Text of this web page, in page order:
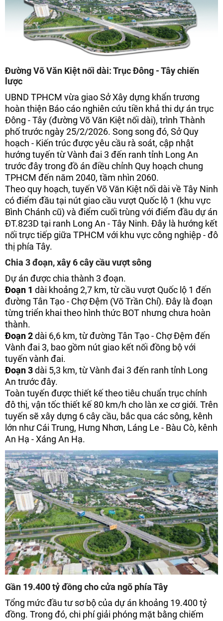
Đường Võ Văn Kiệt nối dài: Trục Đông - Tây chiến
lược
UBND TPHCM vừa giao Sở Xây dựng khẩn trương
hoàn thiện Báo cáo nghiên cứu tiền khả thi dự án trục
Đông - Tây (đường Võ Văn Kiệt nối dài), trình Thành
phố trước ngày 25/2/2026. Song song đó, Sở Quy
hoạch - Kiến trúc được yêu cầu rà soát, cập nhật
hướng tuyến từ Vành đai 3 đến ranh tỉnh Long An
trước đây trong đồ án điều chỉnh Quy hoạch chung
TPHCM đến năm 2040, tầm nhìn 2060.
Theo quy hoạch, tuyến Võ Văn Kiệt nối dài về Tây Ninh
có điểm đầu tại nút giao cầu vượt Quốc lộ 1 (khu vực
Bình Chánh cũ) và điểm cuối trùng với điểm đầu dự án
ĐT.823D tại ranh Long An - Tây Ninh. Đây là hướng kết
nối trực tiếp giữa TPHCM với khu vực công nghiệp - đô
thị phía Tây.
Chia 3 đoạn, xây 6 cây cầu vượt sông
Dự án được chia thành 3 đoạn.
Đoạn 1 dài khoảng 2,7 km, từ cầu vượt Quốc lộ 1 đến
đường Tân Tạo - Chợ Đệm (Võ Trần Chí). Đây là đoạn
từng triển khai theo hình thức BOT nhưng chưa hoàn
thành.
Đoạn 2dài 6,6 km, từ đường Tân Tạo - Chợ Đệm đến
Vành đai 3, bao gồm nút giao kết nối đồng bộ với
tuyến vành đai.
Đoạn 3dài 5,3 km, từ Vành đai 3 đến ranh tỉnh Long
An trước đây.
Toàn tuyến được thiết kế theo tiêu chuẩn trục chính
đô thị, vận tốc thiết kế 80 km/h cho làn xe cơ giới. Trên
tuyến sẽ xây dựng 6 cây cầu, bắc qua các sông, kênh
lớn như Cái Trung, Hưng Nhơn, Láng Le - Bàu Cò, kênh
An Hạ - Xáng An Hạ.
Gần 19.400 tỷ đồng cho cửa ngõ phía Tây
Tổng mức đầu tư sơ bộ của dự án khoảng 19.400 tỷ
đồng. Trong đó, chi phí giải phóng mặt bằng chiếm